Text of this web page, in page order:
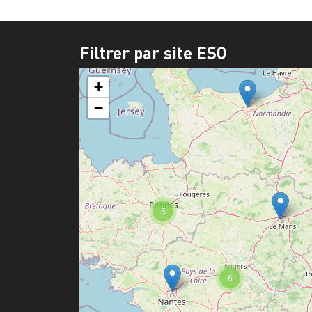
Filtrer par site ESO
6
5
+
−